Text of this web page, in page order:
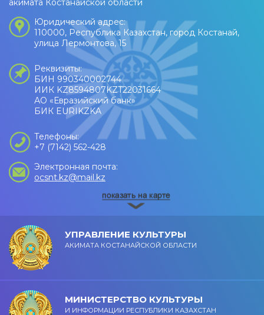
акимата Костанайской области
Юридический адрес:
110000, Республика Казахстан, город Костанай,
улица Лермонтова, 15
Реквизиты:
БИН 990340002744
ИИК KZ8594807KZT22031664
АО «Евразийский банк»
БИК EURIKZKA
Телефоны:
+7 (7142) 562-428
Электронная почта:
ocsnt.kz@mail.kz
УПРАВЛЕНИЕ КУЛЬТУРЫ
АКИМАТА КОСТАНАЙСКОЙ ОБЛАСТИ
МИНИСТЕРСТВО КУЛЬТУРЫ
И ИНФОРМАЦИИ РЕСПУБЛИКИ КАЗАХСТАН